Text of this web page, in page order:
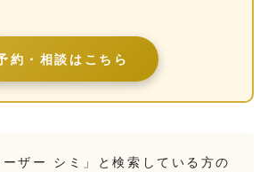
約・相談はこちら
ーザー シミ」と検索している方の